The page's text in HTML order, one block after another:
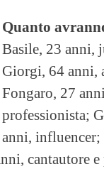
Quanto
Basile, 23 anni,
Giorgi, 64 anni,
Fongaro, 27
professionista;
anni,
cantautore